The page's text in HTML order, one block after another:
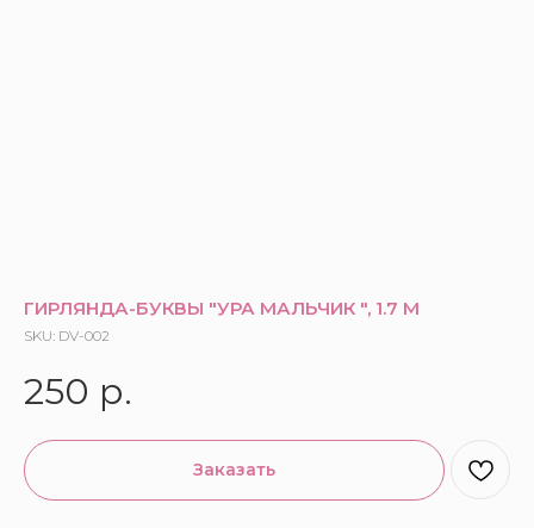
ГИРЛЯНДА-БУКВЫ "УРА МАЛЬЧИК ", 1.7 М
SKU: DV-002
250 р.
Заказать